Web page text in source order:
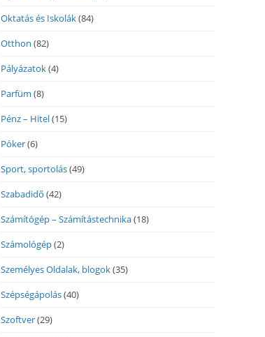
Oktatás és Iskolák(84)
Otthon (82)
Pályázatok(4)
Parfüm (8)
Pénz – Hitel(15)
Póker(6)
Sport, sportolás(49)
Szabadidő (42)
Számítógép – Számítástechnika(18)
Számológép(2)
Személyes Oldalak, blogok(35)
Szépségápolás(40)
Szoftver(29)